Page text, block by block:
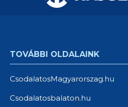
TOVÁBBI OLDALAINK
CsodalatosMagyarorszag.hu
Csodalatosbalaton.hu